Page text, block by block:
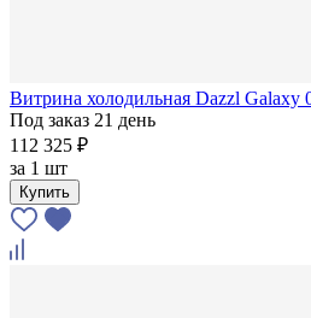
Витрина холодильная Dazzl Galaxy
Под заказ 21 день
112 325 ₽
за 1 шт
Купить